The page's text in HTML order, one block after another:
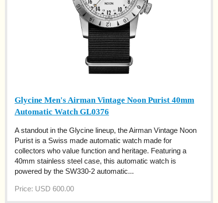
Glycine Men's Airman Vintage Noon Purist 40mm
Automatic Watch GL0376
A standout in the Glycine lineup, the Airman Vintage Noon
Purist is a Swiss made automatic watch made for
collectors who value function and heritage. Featuring a
40mm stainless steel case, this automatic watch is
powered by the SW330-2 automatic...
Price: USD 600.00